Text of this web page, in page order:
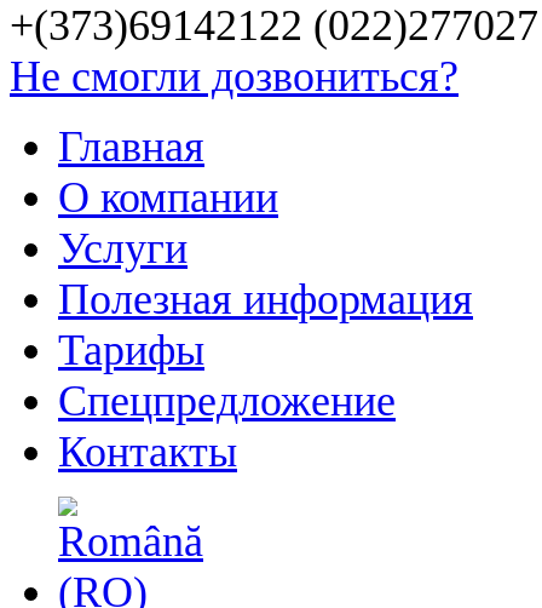
+(373)69142122 (022)277027
Не смогли дозвониться?
Главная
О компании
Услуги
Полезная информация
Тарифы
Спецпредложение
Контакты